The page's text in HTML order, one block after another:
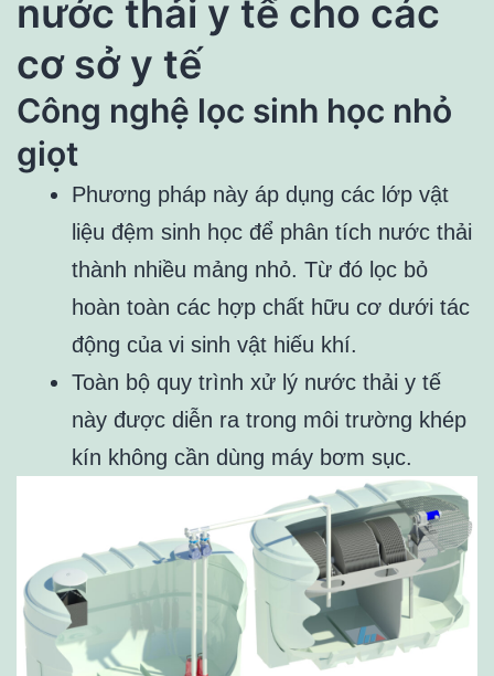
nước thải y tế cho các
cơ sở y tế
Công nghệ lọc sinh học nhỏ
giọt
Phương pháp này áp dụng các lớp vật
liệu đệm sinh học để phân tích nước thải
thành nhiều mảng nhỏ. Từ đó lọc bỏ
hoàn toàn các hợp chất hữu cơ dưới tác
động của vi sinh vật hiếu khí.
Toàn bộ quy trình xử lý nước thải y tế
này được diễn ra trong môi trường khép
kín không cần dùng máy bơm sục.